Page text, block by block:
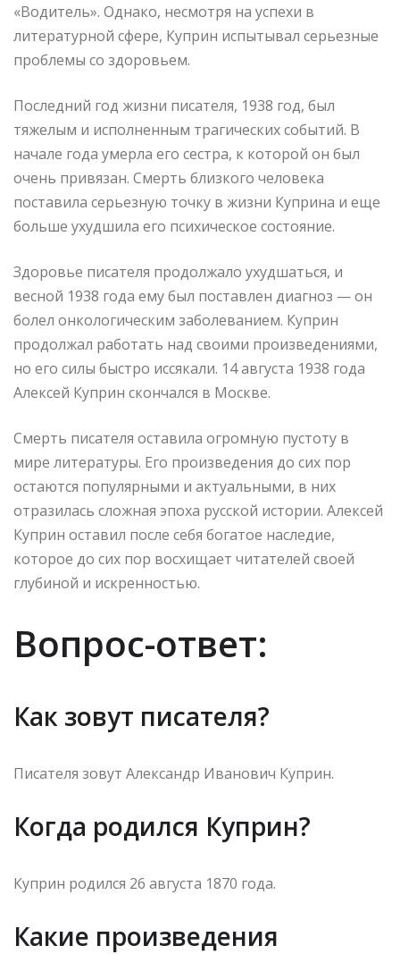
«Водитель». Однако, несмотря на успехи в
литературной сфере, Куприн испытывал серьезные
проблемы со здоровьем.
Последний год жизни писателя, 1938 год, был
тяжелым и исполненным трагических событий. В
начале года умерла его сестра, к которой он был
очень привязан. Смерть близкого человека
поставила серьезную точку в жизни Куприна и еще
больше ухудшила его психическое состояние.
Здоровье писателя продолжало ухудшаться, и
весной 1938 года ему был поставлен диагноз — он
болел онкологическим заболеванием. Куприн
продолжал работать над своими произведениями,
но его силы быстро иссякали. 14 августа 1938 года
Алексей Куприн скончался в Москве.
Смерть писателя оставила огромную пустоту в
мире литературы. Его произведения до сих пор
остаются популярными и актуальными, в них
отразилась сложная эпоха русской истории. Алексей
Куприн оставил после себя богатое наследие,
которое до сих пор восхищает читателей своей
глубиной и искренностью.
Вопрос-ответ:
Как зовут писателя?
Писателя зовут Александр Иванович Куприн.
Когда родился Куприн?
Куприн родился 26 августа 1870 года.
Какие произведения